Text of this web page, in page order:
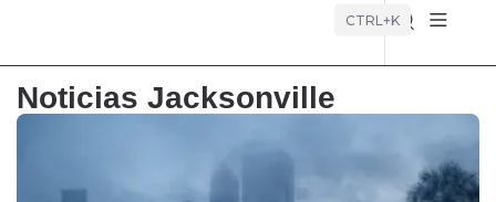
CTRL+K
Noticias Jacksonville